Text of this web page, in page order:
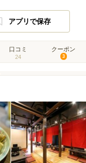
アプリで保存
口コミ
24
クーポン
3